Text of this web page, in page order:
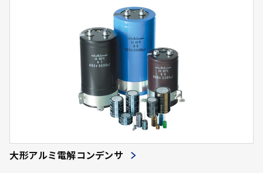
大形アルミ電解コンデンサ